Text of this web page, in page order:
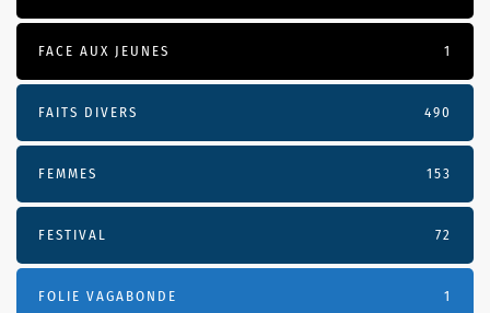
FACE AUX JEUNES 1
FAITS DIVERS 490
FEMMES 153
FESTIVAL 72
FOLIE VAGABONDE 1